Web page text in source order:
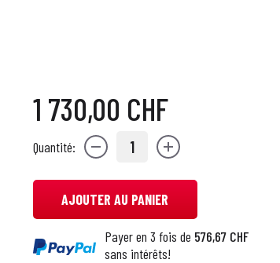
1 730,00 CHF
Quantité: 1
AJOUTER AU PANIER
Payer en 3 fois de 576,67 CHF
sans intérêts!